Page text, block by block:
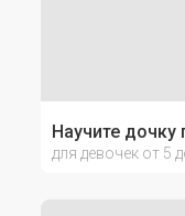
Научите
для девочек от 5